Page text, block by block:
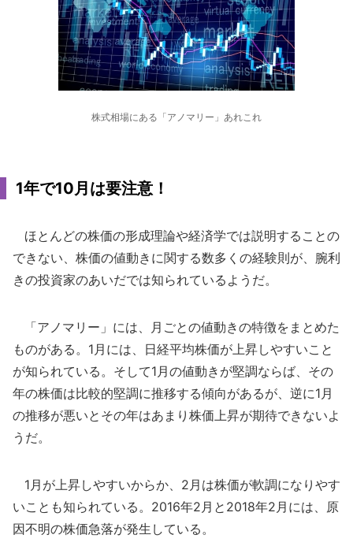
株式相場にある「アノマリー」あれこれ
1年で10月は要注意！
ほとんどの株価の形成理論や経済学では説明することの
できない、株価の値動きに関する数多くの経験則が、腕利
きの投資家のあいだでは知られているようだ。
「アノマリー」には、月ごとの値動きの特徴をまとめた
ものがある。1月には、日経平均株価が上昇しやすいこと
が知られている。そして1月の値動きが堅調ならば、その
年の株価は比較的堅調に推移する傾向があるが、逆に1月
の推移が悪いとその年はあまり株価上昇が期待できないよ
うだ。
1月が上昇しやすいからか、2月は株価が軟調になりやす
いことも知られている。2016年2月と2018年2月には、原
因不明の株価急落が発生している。